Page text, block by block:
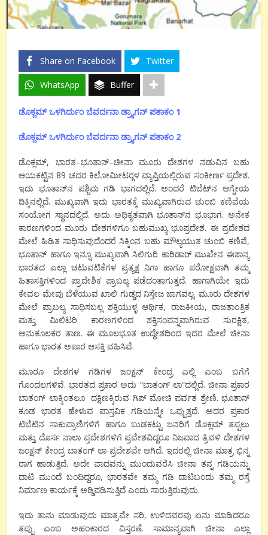
Share on Facebook Twitter
WhatsApp Buffer
ಡೊಕ್ಲಮ್ ಒಳಗಿರ್ದುಂ ಬೆವರ್ದನಾ ಡ್ರ್ಯಾಗನ್ ಪತಾಕಂ 1
ಡೊಕ್ಲಮ್ ಒಳಗಿರ್ದುಂ ಬೆವರ್ದನಾ ಡ್ರ್ಯಾಗನ್ ಪತಾಕಂ 2
ಡೊಕ್ಲಮ್, ಭಾರತ–ಭೂತಾನ್–ಚೀನಾ ಮೂರು ದೇಶಗಳ ನಡುವಿನ ಬಹು
ಆಯಕಟ್ಟಿನ 89 ಚದರ ಕಿಲೋಮೀಟರ್ಗಳ ವ್ಯಾಪ್ತಿಯಲ್ಲಿರುವ ಸಂಕೀರ್ಣ ಪ್ರದೇಶ.
ಇದು ಭೂತಾನ್ನ ಪಶ್ಚಿಮ ಗಡಿ ಭಾಗದಲ್ಲಿದೆ.ಅಂದರೆ ಟಿಬೆಟ್ನ ಆಗ್ನೇಯ
ದಿಕ್ಕಿನಲ್ಲಿದೆ. ಮುಖ್ಯವಾಗಿ ಇದು ಭಾರತಕ್ಕೆ ಮುಖ್ಯವಾಗಿರುವ ಚುಂಬಿ ಕಣಿವೆಯ
ಸಂಯೋಗ ಸ್ಥಾನದಲ್ಲಿದೆ. ಅದು ಅಧಿಕೃತವಾಗಿ ಭೂತಾನ್ನ ಭೂಭಾಗ. ಅನೇಕ
ಕಾರಣಗಳಿಂದ ಮೂರು ದೇಶಗಳಿಗೂ ಬಹುಮುಖ್ಯ ಭೂಪ್ರದೇಶ. ಈ ಪ್ರದೇಶದ
ಮೇಲೆ ಹಿಡಿತ ಸಾಧಿಸುವುದೆಂದರೆ ಸಿಕ್ಕಿಂನ ಬಹು ಮೌಲ್ಯಯುತ ಚುಂಬಿ ಕಣಿವೆ,
ಭೂತಾನ್ ಹಾಗೂ ಇನ್ನೂ ಮುಖ್ಯವಾಗಿ ಸಿಲಿಗುರಿ ಕಾರಿಡಾರ್ ಮುಖೇನ ಈಶಾನ್ಯ
ಭಾರತದ ಎಲ್ಲಾ ಚಟುವಟಿಕೆಗಳ ಪ್ರತ್ಯಕ್ಷ ನಿಗಾ ಹಾಗೂ ಪರೋಕ್ಷವಾಗಿ ತಮ್ಮ
ಹಿತಾಸಕ್ತಿಗಳಿಂದ ಪ್ರಾದೇಶಿಕ ಪ್ರಾಬಲ್ಯ ಪಡೆದಂತಾಗುತ್ತದೆ. ಹಾಗಾಗಿಯೇ ಇದು
ಕೇವಲ ಮೇವು ಬೆಳೆಯುವ ಖಾಲಿ ಗುಡ್ಡದ ನಿಸ್ತೇಜ ಜಾಗವಲ್ಲ. ಮೂರು ದೇಶಗಳ
ಮೇಲೆ ಪ್ರಾಬಲ್ಯ ಸಾಧಿಸಬಲ್ಲ ಶಕ್ತಿಯುಳ್ಳ ಆರ್ಥಿಕ, ರಾಜಕೀಯ, ರಾಜತಾಂತ್ರಿಕ
ಮತ್ತು
ಮಿಲಿಟರಿ ಕಾರಣಗಳಿಂದ ಶಕ್ತಿಸಂಪನ್ನವಾಗಿರುವ ಸುರಕ್ಷಿತ,
ಅನುಕೂಲಕರ ತಾಣ.ಈ ಮೂಲಭೂತ ಉದ್ದೇಶದಿಂದ ಇದರ ಮೇಲೆ ಚೀನಾ
ಹಾಗೂ ಭಾರತ ಅಪಾರ ಆಸಕ್ತಿ ವಹಿಸಿವೆ.
ಮೂರೂ ದೇಶಗಳ ಗಡಿಗಳ ಜಂಕ್ಷನ್ ಕೇಂದ್ರ ಎಲ್ಲಿ ಎಂಬ
ಬಗೆಗೆ
ಗೊಂದಲಗಳಿವೆ.ಭಾರತದ ಪ್ರಕಾರ ಅದು “ಬಾತಂಗ್ ಲಾ“ದಲ್ಲಿದೆ. ಚೀನಾ ಪ್ರಕಾರ
ಬಾತಂಗ್ ಲಾಕ್ಕಿಂತಲೂ ದಕ್ಷಿಣಕ್ಕಿರುವ ಗಿಪ್ ಮೋಚಿ ಪರ್ವತ ಶ್ರೇಣಿ. ಭೂತಾನ್
ಕೂಡ
ಭಾರತ ಹೇಳುವ ವಾಸ್ತವಿಕ ಗಡಿಯನ್ನೇ ಒಪ್ಪುತ್ತದೆ. ಅದರ ಪ್ರಕಾರ
ಟಿಬೆಟಿನ ಸಾಕುಪ್ರಾಣಿಗಳಿಗೆ ಹಾಗೂ ಬುಡಕಟ್ಟು ಜನರಿಗೆ ಡೊಕ್ಲಮ್ ತಪ್ಪಲು
ಮತ್ತು ದೊರ್ಸ ನಾಲಾ ಪ್ರದೇಶಗಳಿಗೆ ಪ್ರವೇಶವಿದ್ದರೂ ನಿಜವಾದ ತ್ರಿವಳಿ ದೇಶಗಳ
ಜಂಕ್ಷನ್ ಕೇಂದ್ರ ಬಾತಂಗ್ ಲಾ ಪ್ರದೇಶವೇ ಆಗಿದೆ.ಇದರಲ್ಲಿ ಚೀನಾ ಮಾತ್ರ ಭಿನ್ನ
ರಾಗ ಹಾಡುತ್ತಿದೆ. ಅದೇ ವಾದವನ್ನು ಮುಂದುವರೆಸಿ ಚೀನಾ ತನ್ನ ಗಡಿಯನ್ನು
ದಾಟಿ ಮುಂದೆ ಬಂದಿದ್ದರೂ,ಭಾರತವೇ ತಮ್ಮ ಗಡಿ ದಾಟಿಬಂದು ತಮ್ಮ ರಸ್ತೆ
ನಿರ್ಮಾಣ ಕಾರ್ಯಕ್ಕೆ ಅಡ್ಡಿಪಡಿಸುತ್ತಿದೆ ಎಂದು ಸಾರುತ್ತಿರುವುದು.
ಇದು ತಾನು ಮಾಡುವುದು ಮಾತ್ರವೇ ಸರಿ, ಉಳಿದವರವು ಏನು ಮಾಡಿದರೂ
ತಪ್ಪು
ಎಂಬ ಅಹಂಕಾರದ ವಿಸ್ತರಣೆ. ಸಾಮಾನ್ಯವಾಗಿ ಚೀನಾ
ಎಲ್ಲಾ